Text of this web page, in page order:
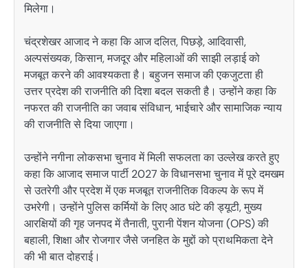
मिलेगा।
चंद्रशेखर आजाद ने कहा कि आज दलित, पिछड़े, आदिवासी,
अल्पसंख्यक, किसान, मजदूर और महिलाओं की साझी लड़ाई को
मजबूत करने की आवश्यकता है। बहुजन समाज की एकजुटता ही
उत्तर प्रदेश की राजनीति की दिशा बदल सकती है। उन्होंने कहा कि
नफरत की राजनीति का जवाब संविधान, भाईचारे और सामाजिक न्याय
की राजनीति से दिया जाएगा।
उन्होंने नगीना लोकसभा चुनाव में मिली सफलता का उल्लेख करते हुए
कहा कि आजाद समाज पार्टी 2027 के विधानसभा चुनाव में पूरे दमखम
से उतरेगी और प्रदेश में एक मजबूत राजनीतिक विकल्प के रूप में
उभरेगी। उन्होंने पुलिस कर्मियों के लिए आठ घंटे की ड्यूटी, मुख्य
आरक्षियों की गृह जनपद में तैनाती, पुरानी पेंशन योजना (OPS) की
बहाली, शिक्षा और रोजगार जैसे जनहित के मुद्दों को प्राथमिकता देने
की भी बात दोहराई।